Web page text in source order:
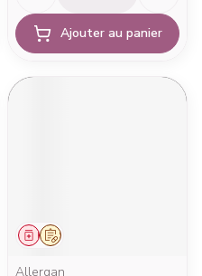
Ajouter au panier
Sur prescription
Médicament
Allergan